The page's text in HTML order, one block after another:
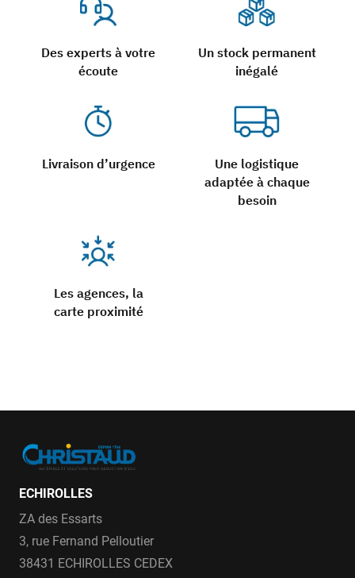
Des experts à votre
écoute
Un stock permanent
inégalé
Livraison d’urgence
Une logistique
adaptée à chaque
besoin
Les agences, la
carte proximité
ECHIROLLES
ZA des Essarts
3, rue Fernand Pelloutier
38431 ECHIROLLES CEDEX